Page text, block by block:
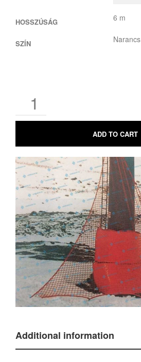
HOSSZÚSÁG 6 m
SZÍN Narancs
ADD TO CART
Additional information